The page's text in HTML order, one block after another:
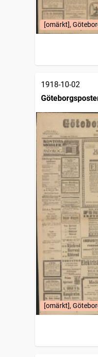
[omärkt],
1918-10-02
[omärkt],